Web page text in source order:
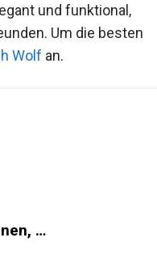
und funktional,
Um die besten
Wolf an.
…